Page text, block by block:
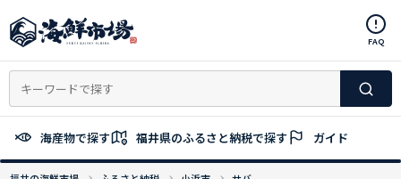
ン
ン
へ
ッ
FAQ
海産物で探す 福井県のふるさと納税で探す ガイド